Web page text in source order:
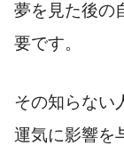
夢を見た後の
要です。
その知らない
運気に影響を